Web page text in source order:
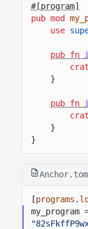
#[program]
pub mod
use
pub fn
}
pub fn
}
}
[programs .
my_program